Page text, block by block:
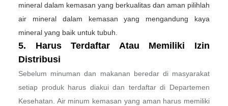
mineral dalam kemasan yang berkualitas dan aman pilihlah
air mineral dalam kemasan yang mengandung kaya
mineral yang baik untuk tubuh.
5. Harus Terdaftar Atau Memiliki Izin
Distribusi
Sebelum minuman dan makanan beredar di masyarakat
setiap produk harus diakui dan terdaftar di Departemen
Kesehatan. Air minum kemasan yang aman harus memiliki